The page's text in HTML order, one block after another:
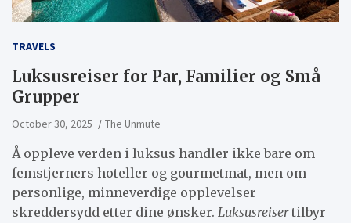
TRAVELS
Luksusreiser for Par, Familier og Små
Grupper
October 30, 2025 The Unmute
Å oppleve verden i luksus handler ikke bare om
femstjerners hoteller og gourmetmat, men om
personlige, minneverdige opplevelser
skreddersydd etter dine ønsker. Luksusreisertilbyr